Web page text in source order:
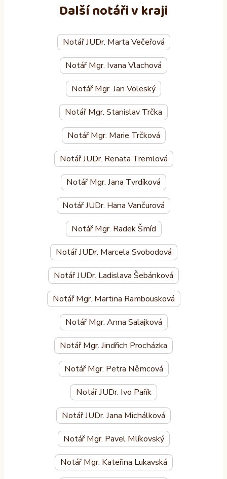
Další notáři v kraji
Notář JUDr. Marta Večeřová
Notář Mgr. Ivana Vlachová
Notář Mgr. Jan Voleský
Notář Mgr. Stanislav Trčka
Notář Mgr. Marie Trčková
Notář JUDr. Renata Tremlová
Notář Mgr. Jana Tvrdíková
Notář JUDr. Hana Vančurová
Notář Mgr. Radek Šmíd
Notář JUDr. Marcela Svobodová
Notář JUDr. Ladislava Šebánková
Notář Mgr. Martina Rambousková
Notář Mgr. Anna Salajková
Notář Mgr. Jindřich Procházka
Notář Mgr. Petra Němcová
Notář JUDr. Ivo Pařík
Notář JUDr. Jana Michálková
Notář Mgr. Pavel Mlíkovský
Notář Mgr. Kateřina Lukavská